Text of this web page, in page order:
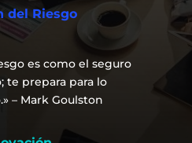
del Riesgo
es como el seguro
te prepara para lo
– Mark Goulston